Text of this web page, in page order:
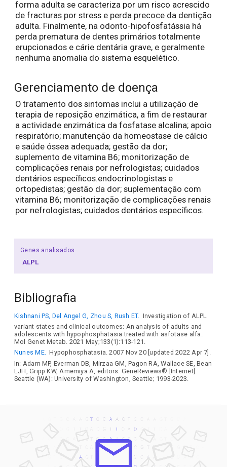
forma adulta se caracteriza por um risco acrescido
de fracturas por stress e perda precoce da dentição
adulta. Finalmente, na odonto-hipofosfatássia há
perda prematura de dentes primários totalmente
erupcionados e cárie dentária grave, e geralmente
nenhuma anomalia do sistema esquelético.
Gerenciamento de doença
O tratamento dos sintomas inclui a utilização de
terapia de reposição enzimática, a fim de restaurar
a actividade enzimática da fosfatase alcalina; apoio
respiratório; manutenção da homeostase de cálcio
e saúde óssea adequada; gestão da dor;
suplemento de vitamina B6; monitorização de
complicações renais por nefrologistas; cuidados
dentários específicos.endocrinologistas e
ortopedistas; gestão da dor; suplementação com
vitamina B6; monitorização de complicações renais
por nefrologistas; cuidados dentários específicos.
Genes analisados
ALPL
Bibliografia
Kishnani PS, Del Angel G, Zhou S, Rush ET. Investigation of ALPL
variant states and clinical outcomes: An analysis of adults and
adolescents with hypophosphatasia treated with asfotase alfa.
Mol Genet Metab. 2021 May;133(1):113-121.
Nunes ME. Hypophosphatasia. 2007 Nov 20 [updated 2022 Apr 7].
In: Adam MP, Everman DB, Mirzaa GM, Pagon RA, Wallace SE, Bean
LJH, Gripp KW, Amemiya A, editors. GeneReviews® [Internet].
Seattle (WA): University of Washington, Seattle; 1993-2023.